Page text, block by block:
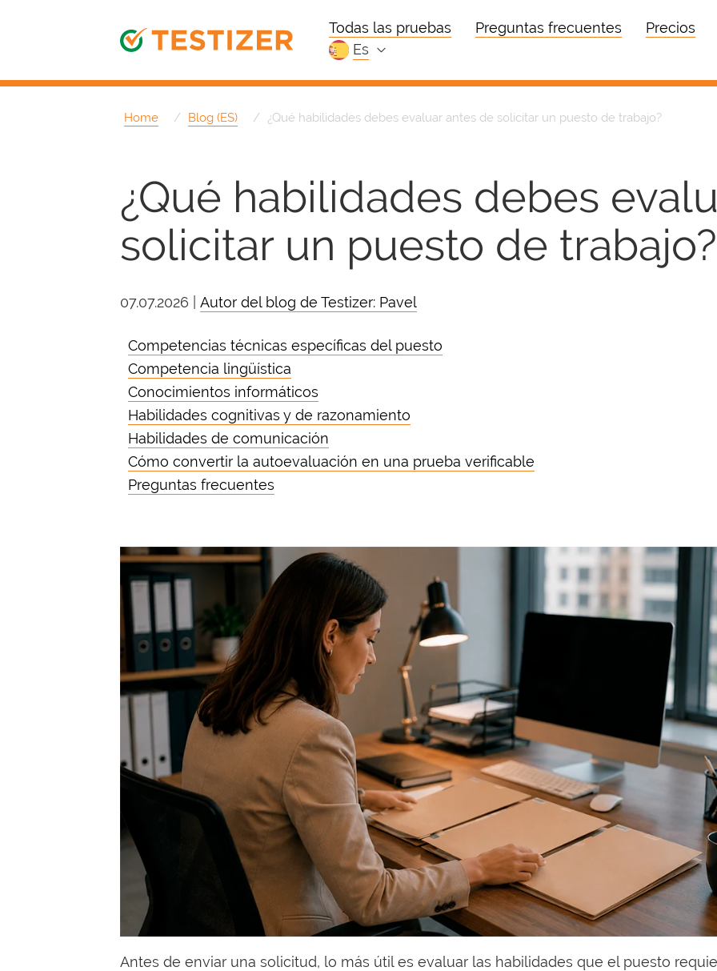
Todas las pruebas Preguntas frecuentes
Precios
es
Home Blog (ES) ¿Qué habilidades debes evaluar antes de solicitar un puesto de trabajo?
¿Qué habilidades debes
solicitar un puesto de trabajo?
07.07.2026 | Autor del blog de Testizer: Pavel
Competencias técnicas específicas del puesto
Competencia lingüística
Conocimientos informáticos
Habilidades cognitivas y de razonamiento
Habilidades de comunicación
Cómo convertir la autoevaluación en una prueba verificable
Preguntas frecuentes
Antes de enviar una solicitud, lo más útil es evaluar las habilidades que el puesto